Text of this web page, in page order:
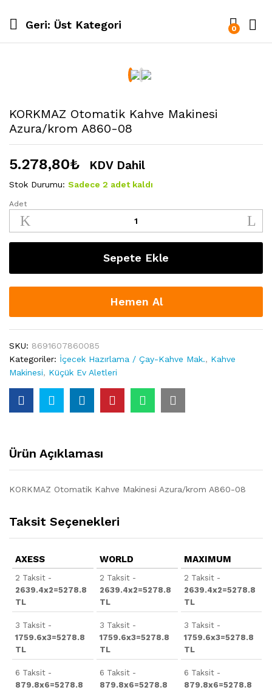
Geri: Üst Kategori 0
KORKMAZ Otomatik Kahve Makinesi
Azura/krom A860-08
5.278,80₺ KDV Dahil
Stok Durumu: Sadece 2 adet kaldı
KORKMAZ
Otomatik
Kahve
Makinesi
A860-
08
Adet
Sepete Ekle
Hemen Al
SKU: 8691607860085
Kategoriler: İçecek Hazırlama / Çay-Kahve Mak., Kahve
Makinesi, Küçük Ev Aletleri
Ürün Açıklaması
KORKMAZ Otomatik Kahve Makinesi Azura/krom A860-08
Taksit Seçenekleri
AXESS
2 Taksit -
2639.4x2=5278.8
TL
3 Taksit -
1759.6x3=5278.8
TL
6 Taksit -
879.8x6=5278.8
WORLD
2 Taksit -
2639.4x2=5278.8
TL
3 Taksit -
1759.6x3=5278.8
TL
6 Taksit -
879.8x6=5278.8
MAXIMUM
2 Taksit -
2639.4x2=5278.8
TL
3 Taksit -
1759.6x3=5278.8
TL
6 Taksit -
879.8x6=5278.8